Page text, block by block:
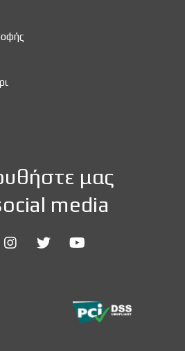
μας
media